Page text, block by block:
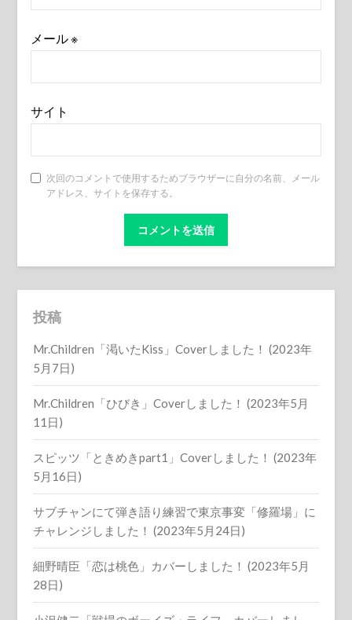
メール※
サイト
次回のコメントで使用するためブラウザーに自分の名前、メール
アドレス、サイトを保存する。
投稿
Mr.Children「渇いたKiss」Coverしました！ (2023年
5月7日)
Mr.Children「ひびき」Coverしました！ (2023年5月
11日)
スピッツ「ときめきpart1」Coverしました！ (2023年
5月16日)
サブチャンにて弾き語り練習で東京事変「修羅場」に
チャレンジしました！ (2023年5月24日)
細野晴臣「恋は桃色」カバーしました！ (2023年5月
28日)